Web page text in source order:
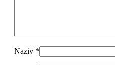
Naziv *